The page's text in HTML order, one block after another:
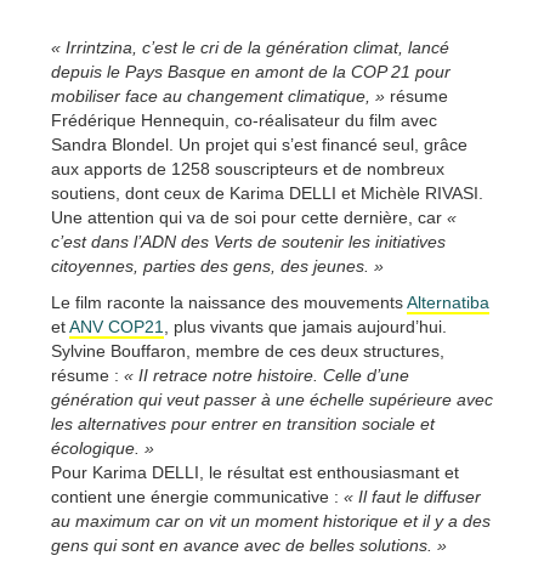
« Irrintzina, c’est le cri de la génération climat, lancé
depuis le Pays Basque en amont de la COP 21 pour
mobiliser face au changement climatique, » résume
Frédérique Hennequin, co-réalisateur du film avec
Sandra Blondel. Un projet qui s’est financé seul, grâce
aux apports de 1258 souscripteurs et de nombreux
soutiens, dont ceux de Karima DELLI et Michèle RIVASI.
Une attention qui va de soi pour cette dernière, car «
c’est dans l’ADN des Verts de soutenir les initiatives
citoyennes, parties des gens, des jeunes. »
Le film raconte la naissance des mouvementsAlternatiba
etANV COP21
, plus vivants que jamais aujourd’hui.
Sylvine Bouffaron, membre de ces deux structures,
résume : « II retrace notre histoire. Celle d’une
génération qui veut passer à une échelle supérieure avec
les alternatives pour entrer en transition sociale et
écologique. »
Pour Karima DELLI, le résultat est enthousiasmant et
contient une énergie communicative : « Il faut le diffuser
au maximum car on vit un moment historique et il y a des
gens qui sont en avance avec de belles solutions. »